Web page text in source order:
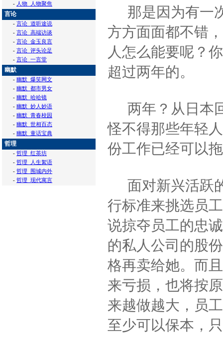
- 人物_人物聚焦
言论
- 言论_道听途说
- 言论_高端访谈
- 言论_金玉良言
- 言论_评头论足
- 言论_一言堂
幽默
- 幽默_爆笑网文
- 幽默_都市男女
- 幽默_哈哈镜
- 幽默_妙人妙语
- 幽默_青春校园
- 幽默_世相百态
- 幽默_童话宝典
哲理
- 哲理_红茶坊
- 哲理_人生絮语
- 哲理_围城内外
- 哲理_现代寓言
那是因为有一
方方面面都不错
人怎么能要呢？
超过两年的。
两年？从日本
怪不得那些年轻
份工作已经可以
面对新兴活跃
行标准来挑选员
说掠夺员工的忠
的私人公司的股
格再卖给她。而
来亏损，也将按
来越做越大，员
至少可以保本，